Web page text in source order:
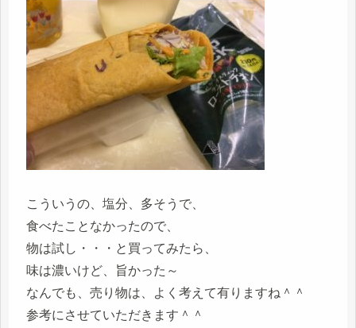
こういうの、塩分、多そうで、
食べたことなかったので、
物は試し・・・と買ってみたら、
味は濃いけど、旨かった～
なんでも、売り物は、よく考えて有りますね＾＾
参考にさせていただきます＾＾